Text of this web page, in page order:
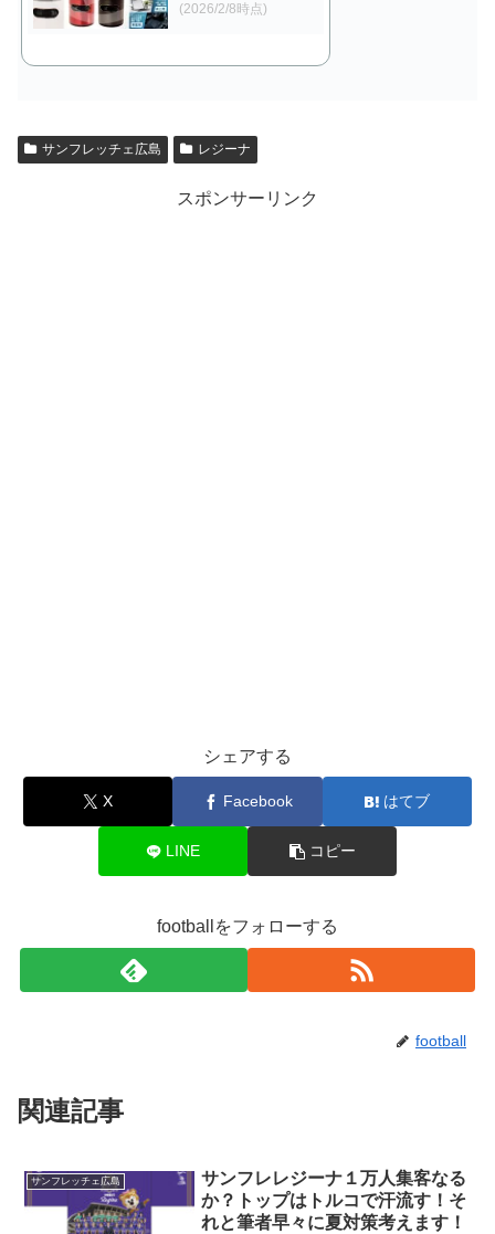
(2026/2/8時点)
サンフレッチェ広島 レジーナ
スポンサーリンク
シェアする
X Facebook はてブ
LINE コピー
footballをフォローする
football
関連記事
サンフレッチェ広島
サンフレレジーナ１万人集客なる
か？トップはトルコで汗流す！そ
れと筆者早々に夏対策考えます！